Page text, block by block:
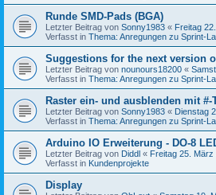
Runde SMD-Pads (BGA)
Letzter Beitrag von Sonny1983 « Freitag
Verfasst in Thema: Anregungen zu Sprint-
Suggestions for the next version
Letzter Beitrag von nounours18200 «
Verfasst in Thema: Anregungen zu Sprint-
Raster ein- und ausblenden mit #-
Letzter Beitrag von Sonny1983 « Dienstag
Verfasst in Thema: Anregungen zu Sprint-
Arduino IO Erweiterung - DO-8
Letzter Beitrag von Diddl « Freitag 25. März
Verfasst in Kundenprojekte
Display